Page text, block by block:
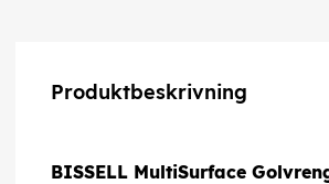
Produktbeskrivning
BISSELL MultiSurface